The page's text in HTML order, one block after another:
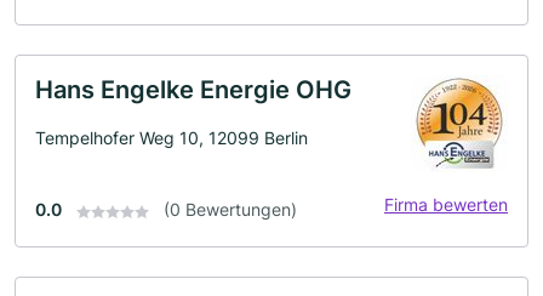
Hans Engelke Energie OHG
Tempelhofer Weg 10, 12099 Berlin
0.0 (0 Bewertungen) Firma bewerten